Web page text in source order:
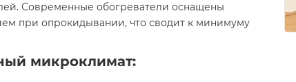
Современные обогреватели оснащены
при опрокидывании, что сводит к минимуму
микроклимат: